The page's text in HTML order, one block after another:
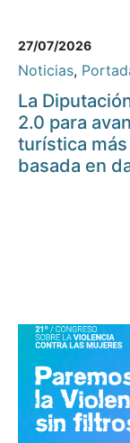
27/07/2026
Noticias,
La
2.0 para
turística
basada en